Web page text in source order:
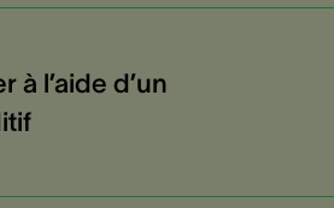
à l’aide d’un